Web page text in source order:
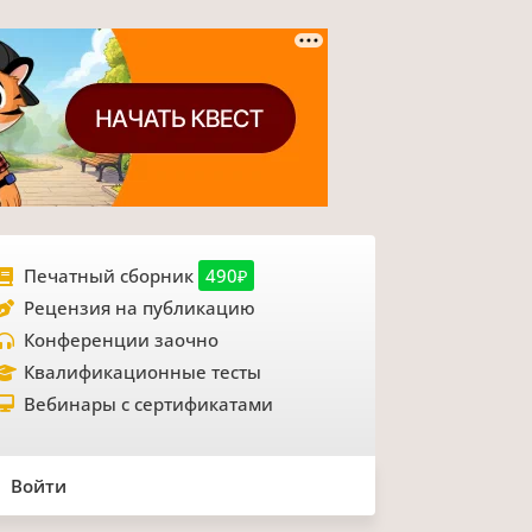
Печатный сборник 490₽
Рецензия на публикацию
Конференции заочно
Квалификационные тесты
Вебинары с сертификатами
Войти